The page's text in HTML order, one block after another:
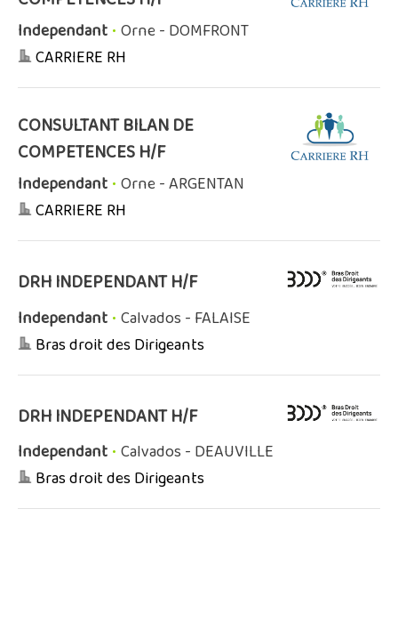
Independant • Orne - DOMFRONT
CARRIERE RH
CONSULTANT BILAN DE
COMPETENCES H/F
Independant • Orne - ARGENTAN
CARRIERE RH
DRH INDEPENDANT H/F
Independant • Calvados - FALAISE
Bras droit des Dirigeants
DRH INDEPENDANT H/F
Independant • Calvados - DEAUVILLE
Bras droit des Dirigeants